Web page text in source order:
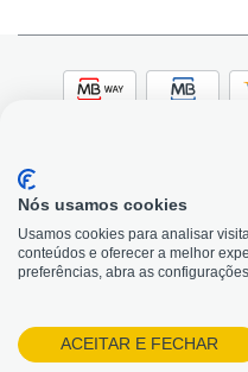
© 2026, Bildit. Todos os
by Toogas,
Precisa de Ajuda?
Nós usamos cookies
Usamos cookies para analisar
conteúdos e oferecer a melhor
preferências, abra as
ACEITAR E FECHAR